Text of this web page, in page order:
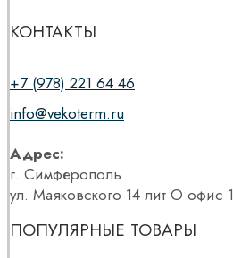
КОНТАКТЫ
+7 (978) 221 64 46
info@vekoterm.ru
Адрес:
г. Симферополь
ул. Маяковского 14 лит О офис 1
ПОПУЛЯРНЫЕ ТОВАРЫ